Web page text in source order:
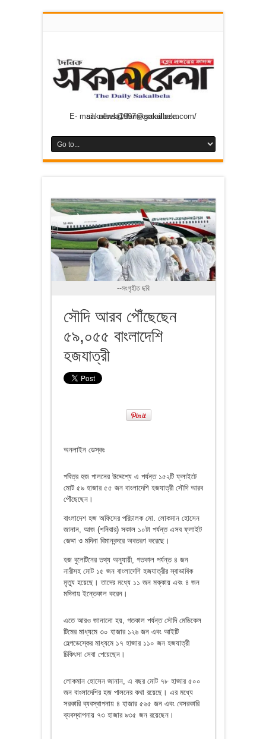
E- mail: news@dainiksakalbela.com/ sakalbela1997@gmail.com
--সংগৃহীত ছবি
সৌদি আরব পৌঁছেছেন
৫৯,০৫৫ বাংলাদেশি
হজযাত্রী
অনলাইন ডেস্কঃ
পবিত্র হজ পালনের উদ্দেশ্যে এ পর্যন্ত ১৫২টি ফ্লাইটে
মোট ৫৯ হাজার ৫৫ জন বাংলাদেশি হজযাত্রী সৌদি আরব
পৌঁছেছেন।
বাংলাদেশ হজ অফিসের পরিচালক মো. লোকমান হোসেন
জানান, আজ (শনিবার) সকাল ১০টা পর্যন্ত এসব ফ্লাইট
জেদ্দা ও মদিনা বিমানবন্দরে অবতরণ করেছে।
হজ বুলেটিনের তথ্য অনুযায়ী, গতকাল পর্যন্ত ৪ জন
নারীসহ মোট ১৫ জন বাংলাদেশি হজযাত্রীর স্বাভাবিক
মৃত্যু হয়েছে। তাদের মধ্যে ১১ জন মক্কায় এবং ৪ জন
মদিনায় ইন্তেকাল করেন।
এতে আরও জানানো হয়, গতকাল পর্যন্ত সৌদি মেডিকেল
টিমের মাধ্যমে ৩০ হাজার ১২৬ জন এবং আইটি
হেল্পডেস্কের মাধ্যমে ১৭ হাজার ১১০ জন হজযাত্রী
চিকিৎসা সেবা পেয়েছেন।
লোকমান হোসেন জানান, এ বছর মোট ৭৮ হাজার ৫০০
জন বাংলাদেশির হজ পালনের কথা রয়েছে। এর মধ্যে
সরকারি ব্যবস্থাপনায় ৪ হাজার ৫৬৫ জন এবং বেসরকারি
ব্যবস্থাপনায় ৭৩ হাজার ৯৩৫ জন রয়েছেন।